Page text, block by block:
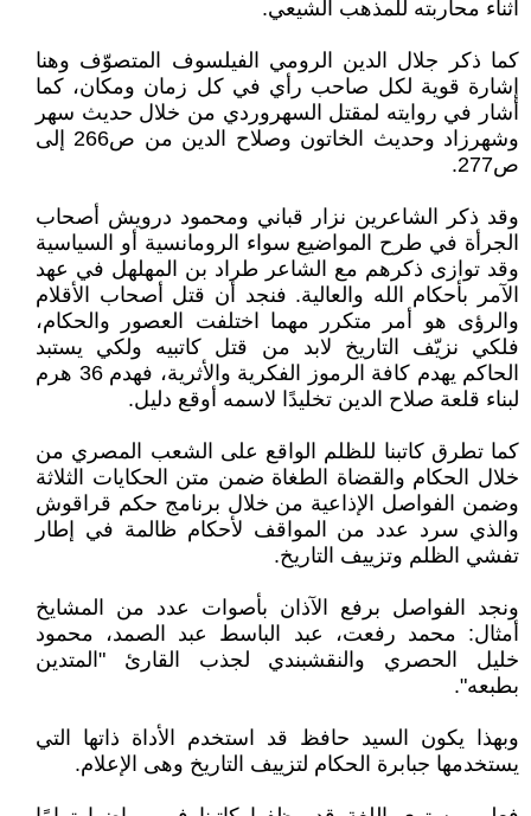
أثناء محاربته للمذهب الشيعي.
كما ذكر جلال الدين الرومي الفيلسوف المتصوّف وهنا
إشارة قوية لكل صاحب رأي في كل زمان ومكان، كما
أشار في روايته لمقتل السهروردي من خلال حديث سهر
وشهرزاد وحديث الخاتون وصلاح الدين من ص266 إلى
ص277.
وقد ذكر الشاعرين نزار قباني ومحمود درويش أصحاب
الجرأة في طرح المواضيع سواء الرومانسية أو السياسية
وقد توازى ذكرهم مع الشاعر طراد بن المهلهل في عهد
الآمر بأحكام الله والعالية. فنجد أن قتل أصحاب الأقلام
والرؤى هو أمر متكرر مهما اختلفت العصور والحكام،
فلكي نزيّف التاريخ لابد من قتل كاتبيه ولكي يستبد
الحاكم يهدم كافة الرموز الفكرية والأثرية، فهدم 36 هرم
لبناء قلعة صلاح الدين تخليدًا لاسمه أوقع دليل.
كما تطرق كاتبنا للظلم الواقع على الشعب المصري من
خلال الحكام والقضاة الطغاة ضمن متن الحكايات الثلاثة
وضمن الفواصل الإذاعية من خلال برنامج حكم قراقوش
والذي سرد عدد من المواقف لأحكام ظالمة في إطار
تفشي الظلم وتزييف التاريخ.
ونجد الفواصل برفع الآذان بأصوات عدد من المشايخ
أمثال: محمد رفعت، عبد الباسط عبد الصمد، محمود
خليل الحصري والنقشبندي لجذب القارئ "المتدين
بطبعه".
وبهذا يكون السيد حافظ قد استخدم الأداة ذاتها التي
يستخدمها جبابرة الحكام لتزييف التاريخ وهى الإعلام.